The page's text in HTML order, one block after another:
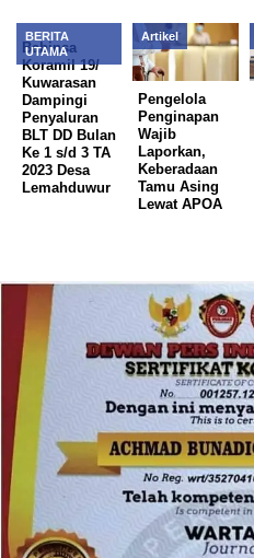
BERITA
UTAMA
Babinsa
Koramil 19/
Kuwarasan
Dampingi
Penyaluran
BLT DD Bulan
Ke 1 s/d 3 TA
2023 Desa
Lemahduwur
Artikel
Pengelola
Penginapan
Wajib
Laporkan,
Keberadaan
Tamu Asing
Lewat APOA